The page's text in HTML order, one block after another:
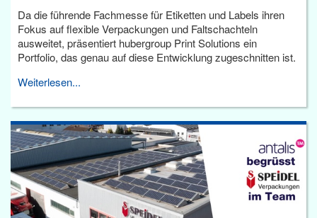
Da die führende Fachmesse für Etiketten und Labels ihren
Fokus auf flexible Verpackungen und Faltschachteln
ausweitet, präsentiert hubergroup Print Solutions ein
Portfolio, das genau auf diese Entwicklung zugeschnitten ist.
Weiterlesen...